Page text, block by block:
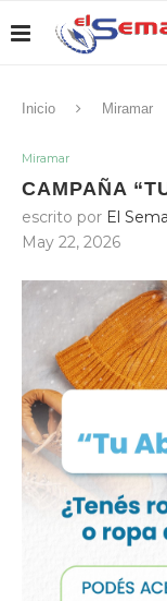
Inicio Miramar
Miramar
CAMPAÑA
escrito por El
May 22, 2026